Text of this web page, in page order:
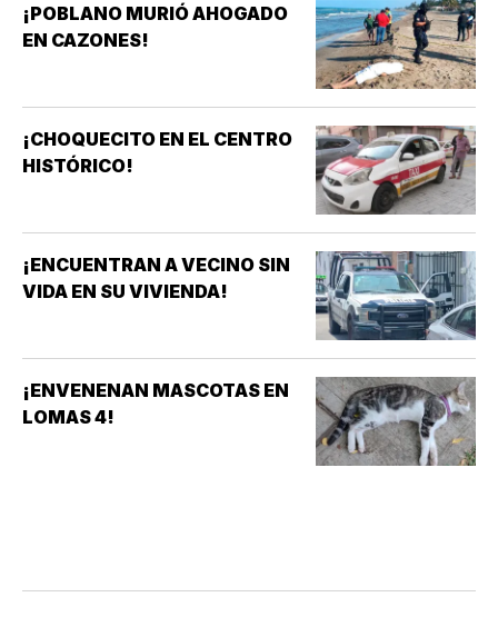
¡POBLANO MURIÓ AHOGADO
EN CAZONES!
¡CHOQUECITO EN EL CENTRO
HISTÓRICO!
¡ENCUENTRAN A VECINO SIN
VIDA EN SU VIVIENDA!
¡ENVENENAN MASCOTAS EN
LOMAS 4!